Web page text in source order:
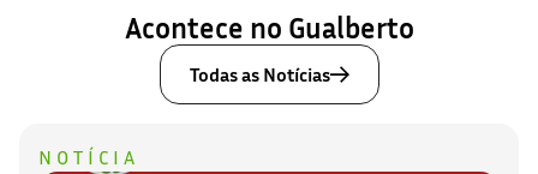
Acontece no Gualberto
Todas as Notícias
NOTÍCIA